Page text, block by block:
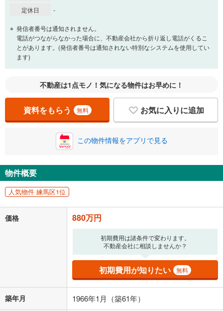
一般的には最長35年まで借り入れ可能です。多くの金融機関
閉じる
頭金
0万円 880万円
自己資金から住宅購入にかけられる金額を入力してくださ
閉じる
ボーナス
万円
/回
0円
ナス時の増額分（1回分）を入力してください。
ボーナス払いの限度額は金融機関によって異なります。
閉じる
月々の返済額
「金利」については、ご利用を予定されている金融機関等にご確認の
上、ご自身での入力をお願いいたします。初期設定で自動入力されてい
る値は、実際の金融機関等における貸出金利とは何ら関係がなく、実際
の金融機関等における貸出金利を何ら保証するものではありません。返
済方法「元利均等返済」にて算出しております。入力された金利を35年
適用した場合の計算結果を表示しています。
その他月額費用や、初期費用がかかります。ご注意ください。実際にお
借り入れの際は各金融機関等に、必ずご自身でご確認をお願いいたしま
す。
条件によってお借り入れができないことがあります。
定休日
-
発信者番号は通知されません。
電話がつながらなかった場合に、不動産会社から折り返し電話がくるこ
とがあります。(発信者番号は通知されない特別なシステムを使用してい
ます)
不動産は1点モノ！気になる物件はお早めに！
資料をもらう 無料 お気に入りに追加
この物件情報をアプリで見る
物件概要
人気物件 練馬区1位
価格 880万円
初期費用は諸条件で変わります。
不動産会社に相談しませんか？
初期費用が知りたい 無料
築年月 1966年1月（築61年）